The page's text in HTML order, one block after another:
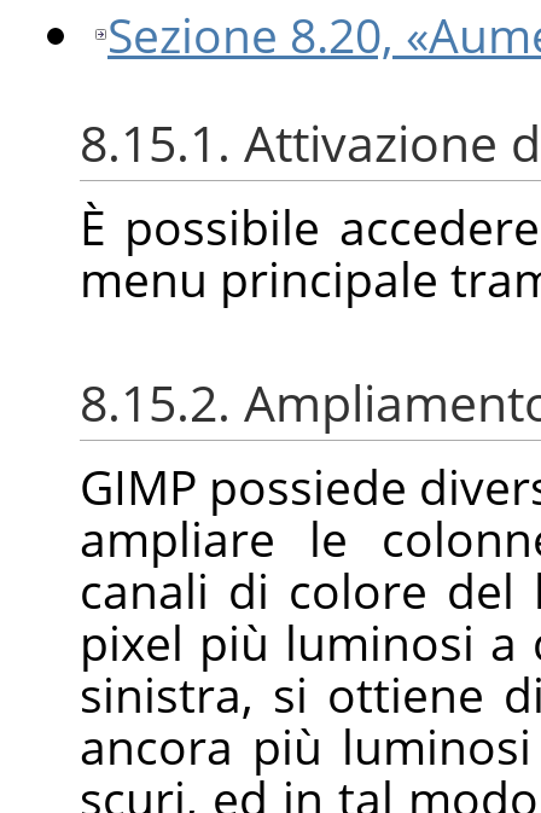
Sezione 8.20,
8.15.1. Attivazione
È possibile
menu principale
8.15.2.
GIMP possiede
ampliare le
canali di colore del
pixel più luminosi
sinistra, si ottiene
ancora più
scuri, ed in tal